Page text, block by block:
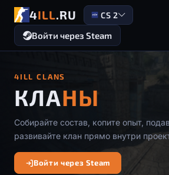
4ILL.RU CS 2
Войти через Steam
4ILL CLANS
КЛАНЫ
Собирайте состав, копите опыт,
развивайте клан прямо внутри
Войти через Steam